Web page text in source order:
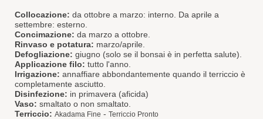
Collocazione: da ottobre a marzo: interno. Da aprile a
settembre: esterno.
Concimazione: da marzo a ottobre.
Rinvaso e potatura: marzo/aprile.
Defogliazione: giugno (solo se il bonsai è in perfetta salute).
Applicazione filo: tutto l'anno.
Irrigazione: annaffiare abbondantemente quando il terriccio è
completamente asciutto.
Disinfezione: in primavera (aficida)
Vaso: smaltato o non smaltato.
Terriccio: Akadama Fine - Terriccio Pronto